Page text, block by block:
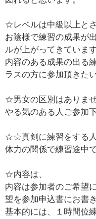
☆レベルは中級以上と
お陰様で練習の成果が
ルが上がってきています
内容のある成果の出る
ラスの方に参加頂きた
☆男女の区別はありま
やる気のある人ご参加下
☆☆真剣に練習をする人
体力の関係で練習途中
☆内容は、
内容は参加者のご希望
望を参加申込書にお書
基本的には、１時間位